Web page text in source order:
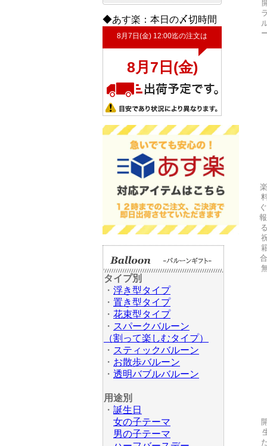
◆あす楽：本日の〆切時間
タイプ別
・ 浮き型タイプ
・ 置き型タイプ
・ 花束型タイプ
・ スパークバルーン
（割って楽しむタイプ）
・ スティックバルーン
・ お散歩バルーン
・ 透明バブルバルーン
用途別
・ 誕生日
女の子テーマ
男の子テーマ